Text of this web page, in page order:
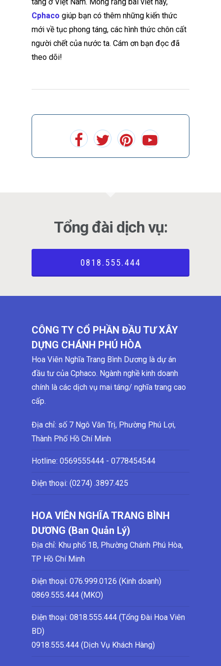
Cphaco giúp bạn có thêm những kiến thức
mới về tục phong táng, các hình thức chôn cất
người chết của nước ta. Cám ơn bạn đọc đã
theo dõi!
Tổng đài dịch vụ:
0818.555.444
CÔNG TY CỔ PHẦN ĐẦU TƯ XÂY
DỰNG CHÁNH PHÚ HÒA
Hoa Viên Nghĩa Trang Bình Dương là dự án
đầu tư của Cphaco. Ngành nghề kinh doanh
chính là các dịch vụ mai táng/ nghĩa trang cao
cấp.
Địa chỉ: số 7 Ngô Văn Trị, Phường Phú Lợi,
Thành Phố Hồ Chí Minh
Hotline: 0569555444 - 0778454544
Điện thoại: (0274) .3897.425
HOA VIÊN NGHĨA TRANG BÌNH
DƯƠNG (Ban Quản Lý)
Địa chỉ: Khu phố 1B, Phường Chánh Phú Hòa,
TP Hồ Chí Minh
Điện thoại: 076.999.0126 (Kinh doanh)
0869.555.444 (MKO)
Điện thoại: 0818.555.444 (Tổng Đài Hoa Viên
BD)
0918.555.444 (Dịch Vụ Khách Hàng)